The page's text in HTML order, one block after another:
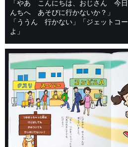
「やあ こんにちは、おじさん 今
んちへ あそびに行かないか？」
「ううん 行かない」「ジェット
よ」